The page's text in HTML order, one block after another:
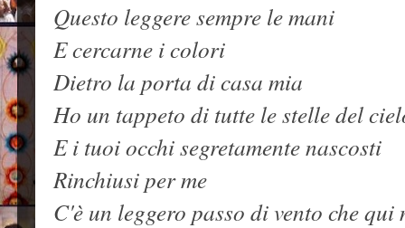
Questo leggere sempre le mani
E cercarne i colori
Dietro la porta di casa mia
Ho un tappeto di tutte le stelle del
E i tuoi occhi segretamente nascosti
Rinchiusi per me
C'è un leggero passo di vento che qui